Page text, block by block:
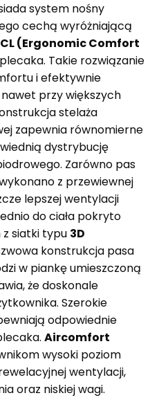
system nośny
cechą wyróżniającą
(Ergonomic Comfort
Takie rozwiązanie
i efektywnie
przy większych
stelaża
zapewnia równomierne
dystrybucję
Zarówno pas
z przewiewnej
lepszej wentylacji
do ciała pokryto
z siatki typu 3D
konstrukcja pasa
w piankę umieszczoną
że doskonale
Szerokie
odpowiednie
Aircomfort
wysoki poziom
wentylacji,
oraz niskiej wagi.